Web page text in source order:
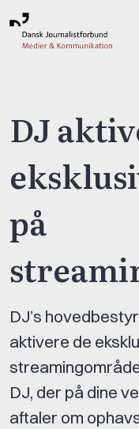
DJ
på
DJ’s
aktivere de
DJ, der på dine
aftaler om